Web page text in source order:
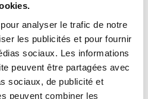
analyser le trafic de notre
les publicités et pour fournir
sociaux. Les informations
peuvent être partagées avec
sociaux, de publicité et
peuvent combiner les
Brink Flair vous-même
avec récupération
manuelpour remplacer
mécanique avec
Vous pouvez également
mêmeen traitant
entre temps.